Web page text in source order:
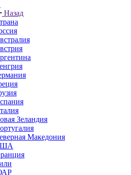
Назад
Зеландия
Македония